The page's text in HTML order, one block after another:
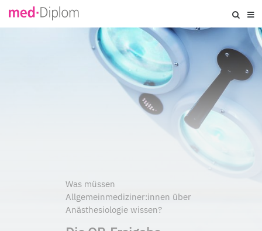
Was müssen
Allgemeinmediziner:innen über
Anästhesiologie wissen?